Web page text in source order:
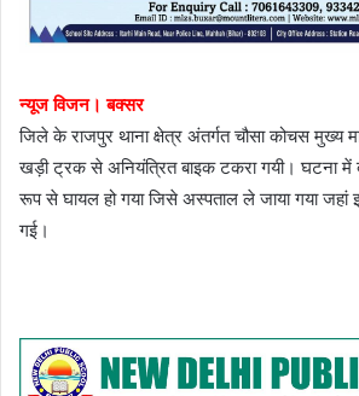
न्यूज विजन। बक्सर
जिले के राजपुर थाना क्षेत्र अंतर्गत चौसा कोचस मुख्य
खड़ी ट्रक से अनियंत्रित बाइक टकरा गयी। घटना में
रूप से घायल हो गया जिसे अस्पताल ले जाया गया जहां
गई।